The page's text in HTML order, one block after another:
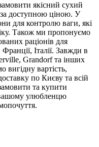
якісний сухий
доступною ціною. У
для контролю ваги, які
Також ми пропонуємо
раціонів для
Франції, Італії. Завжди в
Grandorf та інших
вартість,
по Києву та всій
та купити
улюбленцю